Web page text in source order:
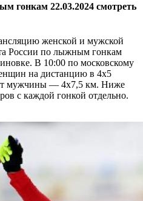
гонкам 22.03.2024 смотреть
женской и мужской
России по лыжным гонкам
В 10:00 по московскому
на дистанцию в 4х5
мужчины — 4х7,5 км. Ниже
с каждой гонкой отдельно.